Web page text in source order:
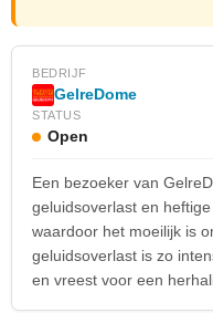
BEDRIJF
GelreDome
STATUS
Open
Een bezoeker van
geluidsoverlast en
waardoor het moeilijk is
geluidsoverlast is zo
en vreest voor een